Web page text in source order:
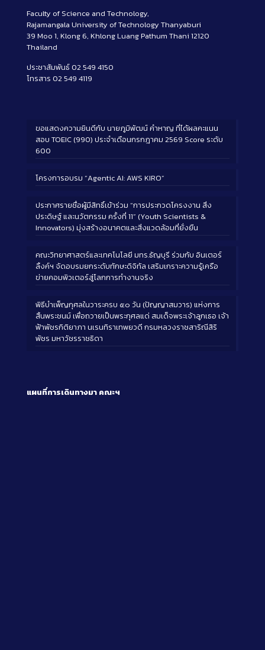
Faculty of Science and Technology,
Rajamangala University of Technology Thanyaburi
39 Moo 1, Klong 6, Khlong Luang Pathum Thani 12120
Thailand
ประชาสัมพันธ์ 02 549 4150
โทรสาร 02 549 4119
ขอแสดงความยินดีกับ นายภูมิพัฒน์ คำหาญ ที่ได้ผลคะแนน
สอบ TOEIC (990) ประจำเดือนกรกฎาคม 2569 Score ระดับ
600
โครงการอบรม “Agentic AI: AWS KIRO”
ประกาศรายชื่อผู้มีสิทธิ์เข้าร่วม “การประกวดโครงงาน สิ่ง
ประดิษฐ์ และนวัตกรรม ครั้งที่ 11” (Youth Scientists &
Innovators) มุ่งสร้างอนาคตและสิ่งแวดล้อมที่ยั่งยืน
คณะวิทยาศาสตร์และเทคโนโลยี มทร.ธัญบุรี ร่วมกับ อินเตอร์
ลิ้งค์ฯ จัดอบรมยกระดับทักษะดิจิทัล เสริมเกราะความรู้เครือ
ข่ายคอมพิวเตอร์สู่โลกการทำงานจริง
พิธีบำเพ็ญกุศลในวาระครบ ๕๐ วัน (ปัญญาสมวาร) แห่งการ
สิ้นพระชนม์ เพื่อถวายเป็นพระกุศลแด่ สมเด็จพระเจ้าลูกเธอ เจ้า
ฟ้าพัชรกิติยาภา นเรนทิราเทพยวดี กรมหลวงราชสาริณีสิริ
พัชร มหาวัชรราชธิดา
แผนที่การเดินทางมา คณะฯ